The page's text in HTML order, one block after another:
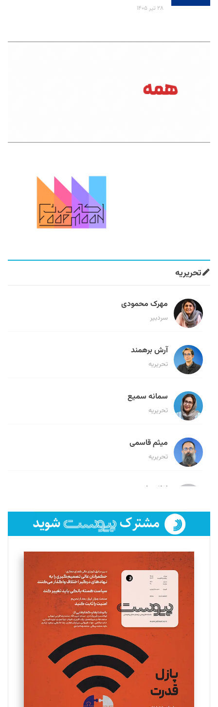
۲۸ تیر ۱۴۰۵
تحریریه
مهرک محمودی
سردبیر
آرش برهمند
تحریریه
سمانه سمیع
تحریریه
میثم قاسمی
تحریریه
لیلا حنارود
فائزه فتحی رستمی
تحریریه
سروش کرمیان
تحریریه
مینا پاکدل
یسنا امان‌پور
تحریریه